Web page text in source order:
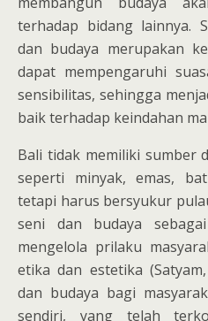
terhadap bidang lainnya.
dan budaya merupakan
dapat mempengaruhi
sensibilitas, sehingga
baik terhadap keindahan
Bali tidak memiliki sumber
seperti minyak, emas,
tetapi harus bersyukur
seni dan budaya
mengelola prilaku
etika dan estetika
dan budaya bagi
sendiri, yang telah